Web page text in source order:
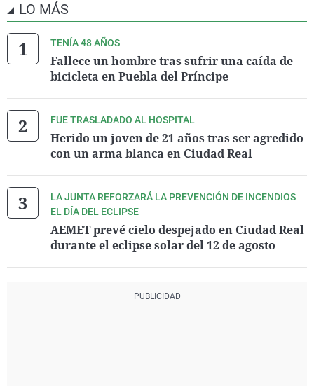
LO MÁS
TENÍA 48 AÑOS
Fallece un hombre tras sufrir una caída de
bicicleta en Puebla del Príncipe
FUE TRASLADADO AL HOSPITAL
Herido un joven de 21 años tras ser agredido
con un arma blanca en Ciudad Real
LA JUNTA REFORZARÁ LA PREVENCIÓN DE INCENDIOS
EL DÍA DEL ECLIPSE
AEMET prevé cielo despejado en Ciudad Real
durante el eclipse solar del 12 de agosto